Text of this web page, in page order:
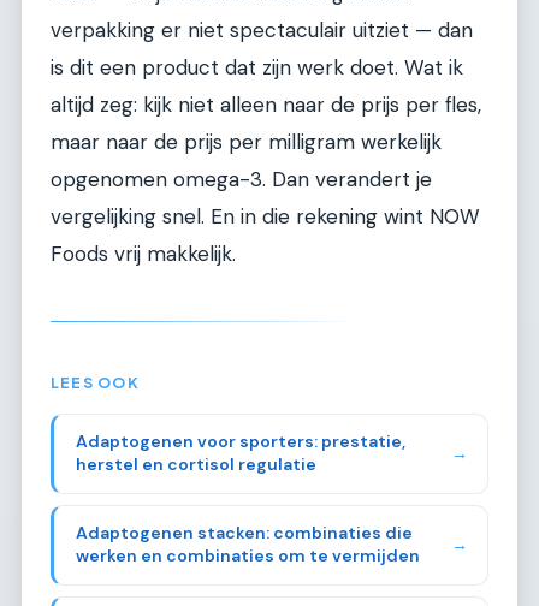
verpakking er niet spectaculair uitziet — dan
is dit een product dat zijn werk doet. Wat ik
altijd zeg: kijk niet alleen naar de prijs per fles,
maar naar de prijs per milligram werkelijk
opgenomen omega-3. Dan verandert je
vergelijking snel. En in die rekening wint NOW
Foods vrij makkelijk.
LEES OOK
Adaptogenen voor sporters: prestatie,
herstel en cortisol regulatie
→
Adaptogenen stacken: combinaties die
werken en combinaties om te vermijden
→